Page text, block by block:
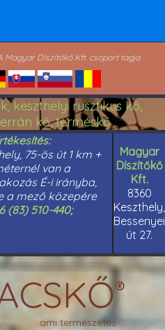
Magyar Díszítőkő Kft. csoport tagja
keszthelyi rusztikus kő,
kő, terméskő
75-ös út 1 km +
van a
É-i irányba,
a mező közepére
(83) 510-440;
Magyar
Díszítőkő
Kft.
8360
Keszthely,
Bessenyei
út 27.
®
ami természetes ...